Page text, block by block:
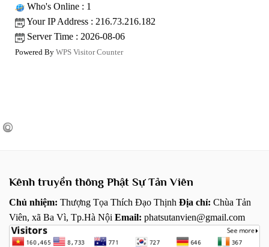
Who's Online : 1
Your IP Address : 216.73.216.182
Server Time : 2026-08-06
Powered By WPS Visitor Counter
Kênh truyền thông Phật Sự Tản Viên
Chủ nhiệm: Thượng Tọa Thích Đạo Thịnh Địa chỉ: Chùa Tản
Viên, xã Ba Vì, Tp.Hà Nội Email: phatsutanvien@gmail.com